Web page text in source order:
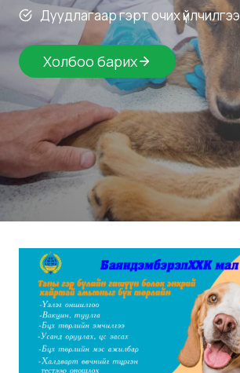
Дуудлагаар гэрт очих үйлчилгээ
Холбоо барих